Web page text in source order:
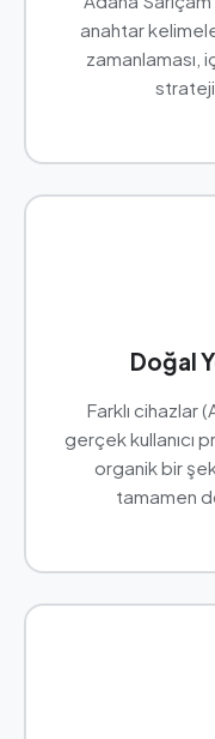
anahtar
zamanlaması,
Doğal
Farklı cihazlar
gerçek kullanıcı
organik bir
tamamen